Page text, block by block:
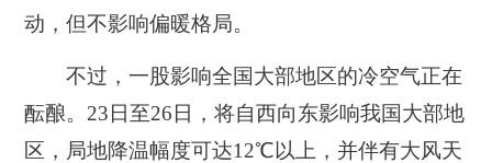
动，但不影响偏暖格局。
不过，一股影响全国大部地区的冷空气正在
酝酿。23日至26日，将自西向东影响我国大部地
区，局地降温幅度可达12℃以上，并伴有大风天